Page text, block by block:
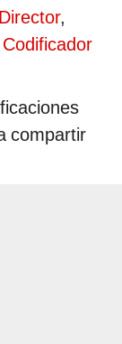
,
Codificador
compartir